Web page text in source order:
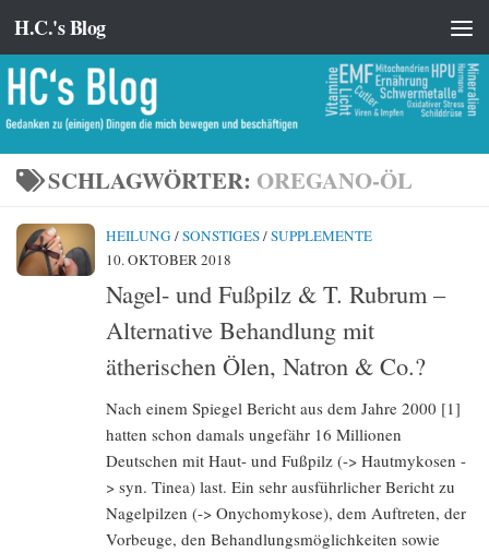
Zum Inhalt springen
H.C.'s Blog
SCHLAGWÖRTER: OREGANO-ÖL
HEILUNG /SONSTIGES/SUPPLEMENTE
10. OKTOBER 2018
Nagel- und Fußpilz & T. Rubrum –
Alternative Behandlung mit
ätherischen Ölen, Natron & Co.?
Nach einem Spiegel Bericht aus dem Jahre 2000 [1]
hatten schon damals ungefähr 16 Millionen
Deutschen mit Haut- und Fußpilz (-> Hautmykosen -
> syn. Tinea) last. Ein sehr ausführlicher Bericht zu
Nagelpilzen (-> Onychomykose), dem Auftreten, der
Vorbeuge, den Behandlungsmöglichkeiten sowie